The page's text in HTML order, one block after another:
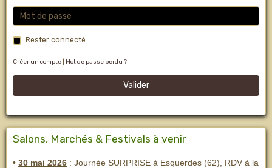
Rester connecté
Créer un compte Mot de passe perdu ?
Valider
Salons, Marchés & Festivals à venir
• 30 mai 2026 : Journée SURPRISE à Esquerdes (62), RDV à la